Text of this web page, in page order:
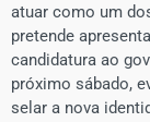
atuar como um
pretende
candidatura ao
próximo sábado,
selar a nova